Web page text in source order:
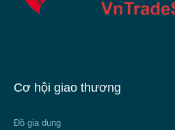
Cơ hội giao thương
Đồ gia dụng